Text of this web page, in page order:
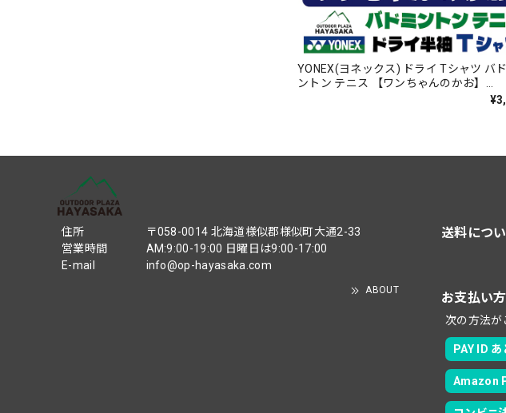
YONEX(ヨネックス) ドライ Tシャツ バ
ントン テニス 【ワンちゃんのかお】
住所
〒058-0014 北海道様似郡様似町大通2-33
営業時間
AM:9:00-19:00 日曜日は9:00-17:00
E-mail
info@op-hayasaka.com
ABOUT
送料につ
お支払い
次の方法が
PAY ID
Amazon